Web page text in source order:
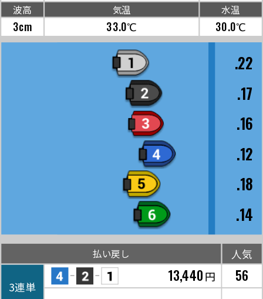
波高 気温 水温
3cm 33.0℃ 30.0℃
.22
.17
.16
.12
.18
.14
払い戻し 人気
3連単
13,440円 56